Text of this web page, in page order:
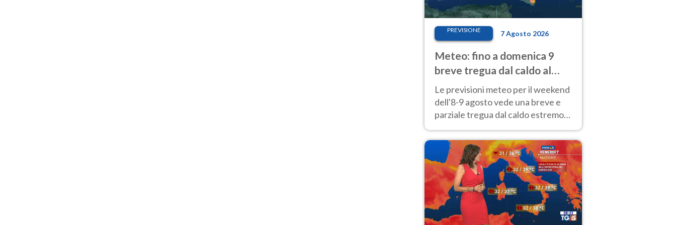
PREVISIONE 7 Agosto 2026
Meteo: fino a domenica 9
breve tregua dal caldo al
Nord! Altrove calura e afa
Le previsioni meteo per il weekend
dell'8-9 agosto vede una breve e
parziale tregua dal caldo estremo
40 gradi.